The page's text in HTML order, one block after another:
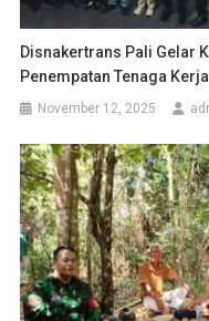
Disnakertrans Pali Gelar
Penempatan Tenaga Kerja
November 12, 2025